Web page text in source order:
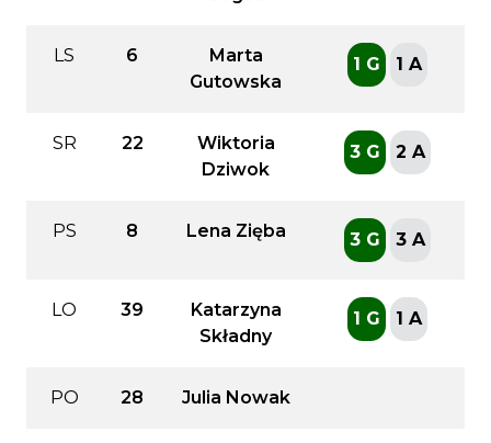
LS 6
Marta
Gutowska
1 G 1 A
SR 22
Wiktoria
Dziwok
3 G 2 A
PS 8 Lena Zięba 3 G 3 A
LO 39
Katarzyna
Składny
1 G 1 A
PO 28 Julia Nowak